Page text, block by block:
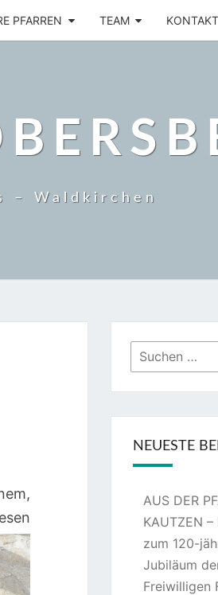
PFARREN TEAM KONTAKT
– Waldkirchen
Suchen
nach:
NEUESTE
AUS DER
KAUTZEN –
zum 120-
Jubiläum
Freiwilligen